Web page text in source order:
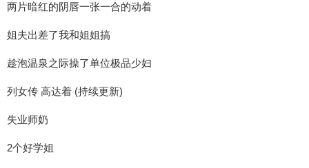
两片暗红的阴唇一张一合的动着
姐夫出差了我和姐姐搞
趁泡温泉之际操了单位极品少妇
列女传 高达着 (持续更新)
失业师奶
2个好学姐